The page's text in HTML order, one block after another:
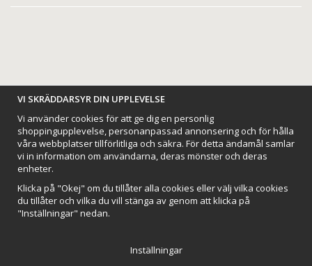
BETALNINGSALTERNATIV
VI SKICKAR MED
VI SKRÄDDARSYR DIN UPPLEVELSE
Vi använder cookies för att ge dig en personlig
shoppingupplevelse, personanpassad annonsering och för hålla
våra webbplatser tillförlitliga och säkra. För detta ändamål samlar
vi in information om användarna, deras mönster och deras
enheter.
Klicka på "Okej" om du tillåter alla cookies eller välj vilka cookies
du tillåter och vilka du vill stänga av genom att klicka på
"Inställningar" nedan.
Inställningar